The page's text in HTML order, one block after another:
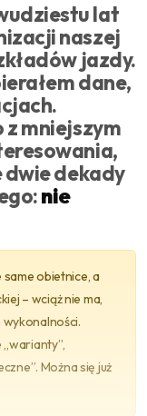
lat
naszej
jazdy.
dane,
mniejszym
dwie dekady
nie
obietnice, a
– wciąż nie ma,
Można się już